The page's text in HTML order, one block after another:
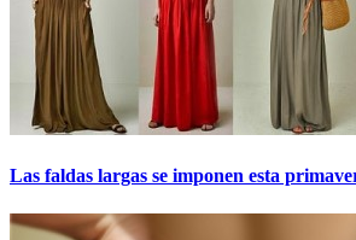
Las faldas largas se imponen esta